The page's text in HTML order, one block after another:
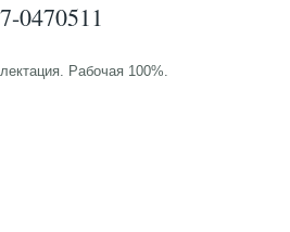
0470511
Рабочая 100%.